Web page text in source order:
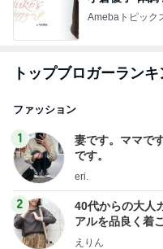
Amebaトピック
トップブロガーラン
ファッション
1
妻です。ママで
です。
eri.
2
40代からの大人
アルを品良く着
ファッションブロ
えりん